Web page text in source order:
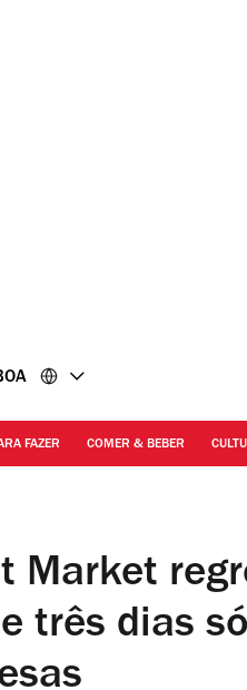
FAZER COMER & BEBER
Market
três dias